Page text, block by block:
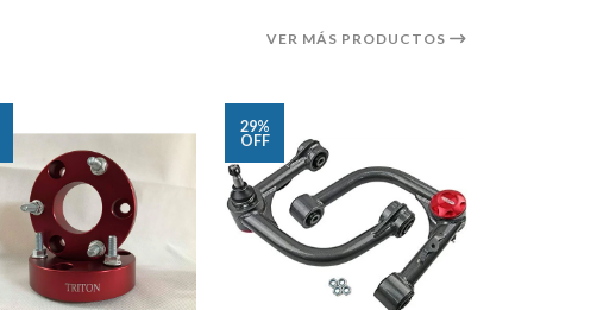
VER MÁS PRODUCTOS
29%
OFF